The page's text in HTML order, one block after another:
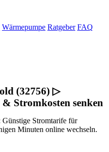
Wärmepumpe Ratgeber FAQ
(32756) ▷
Stromkosten senken
Stromtarife für
Minuten online wechseln.